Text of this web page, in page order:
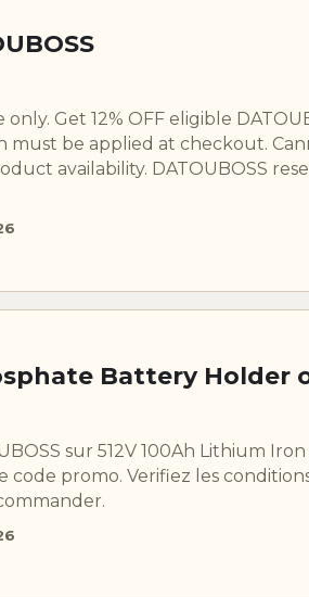
Get 12% OFF eligible
must be applied at checkout.
availability. DATOUBOSS
Battery Holder
sur 512V 100Ah Lithium Iron
promo. Verifiez les